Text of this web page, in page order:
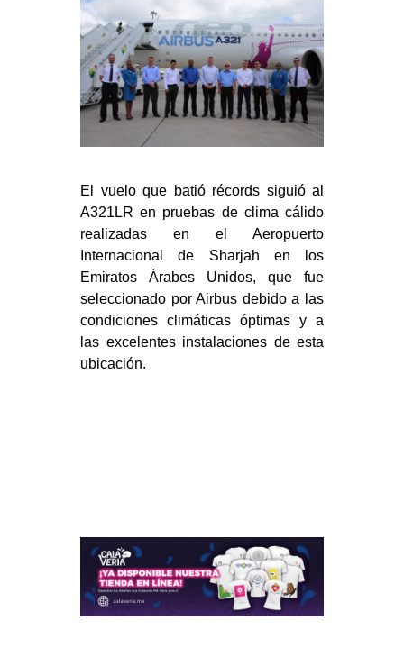
El vuelo que batió récords siguió al
A321LR en pruebas de clima cálido
realizadas en el Aeropuerto
Internacional de Sharjah en los
Emiratos Árabes Unidos, que fue
seleccionado por Airbus debido a las
condiciones climáticas óptimas y a
las excelentes instalaciones de esta
ubicación.